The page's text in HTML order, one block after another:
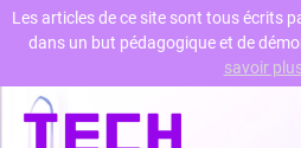
Skip
content
Les articles de ce site sont tous écrits
dans un but pédagogique et de
savoir